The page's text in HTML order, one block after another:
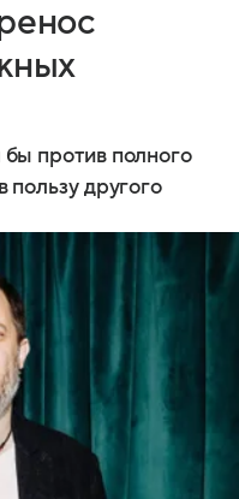
против полного
пользу другого